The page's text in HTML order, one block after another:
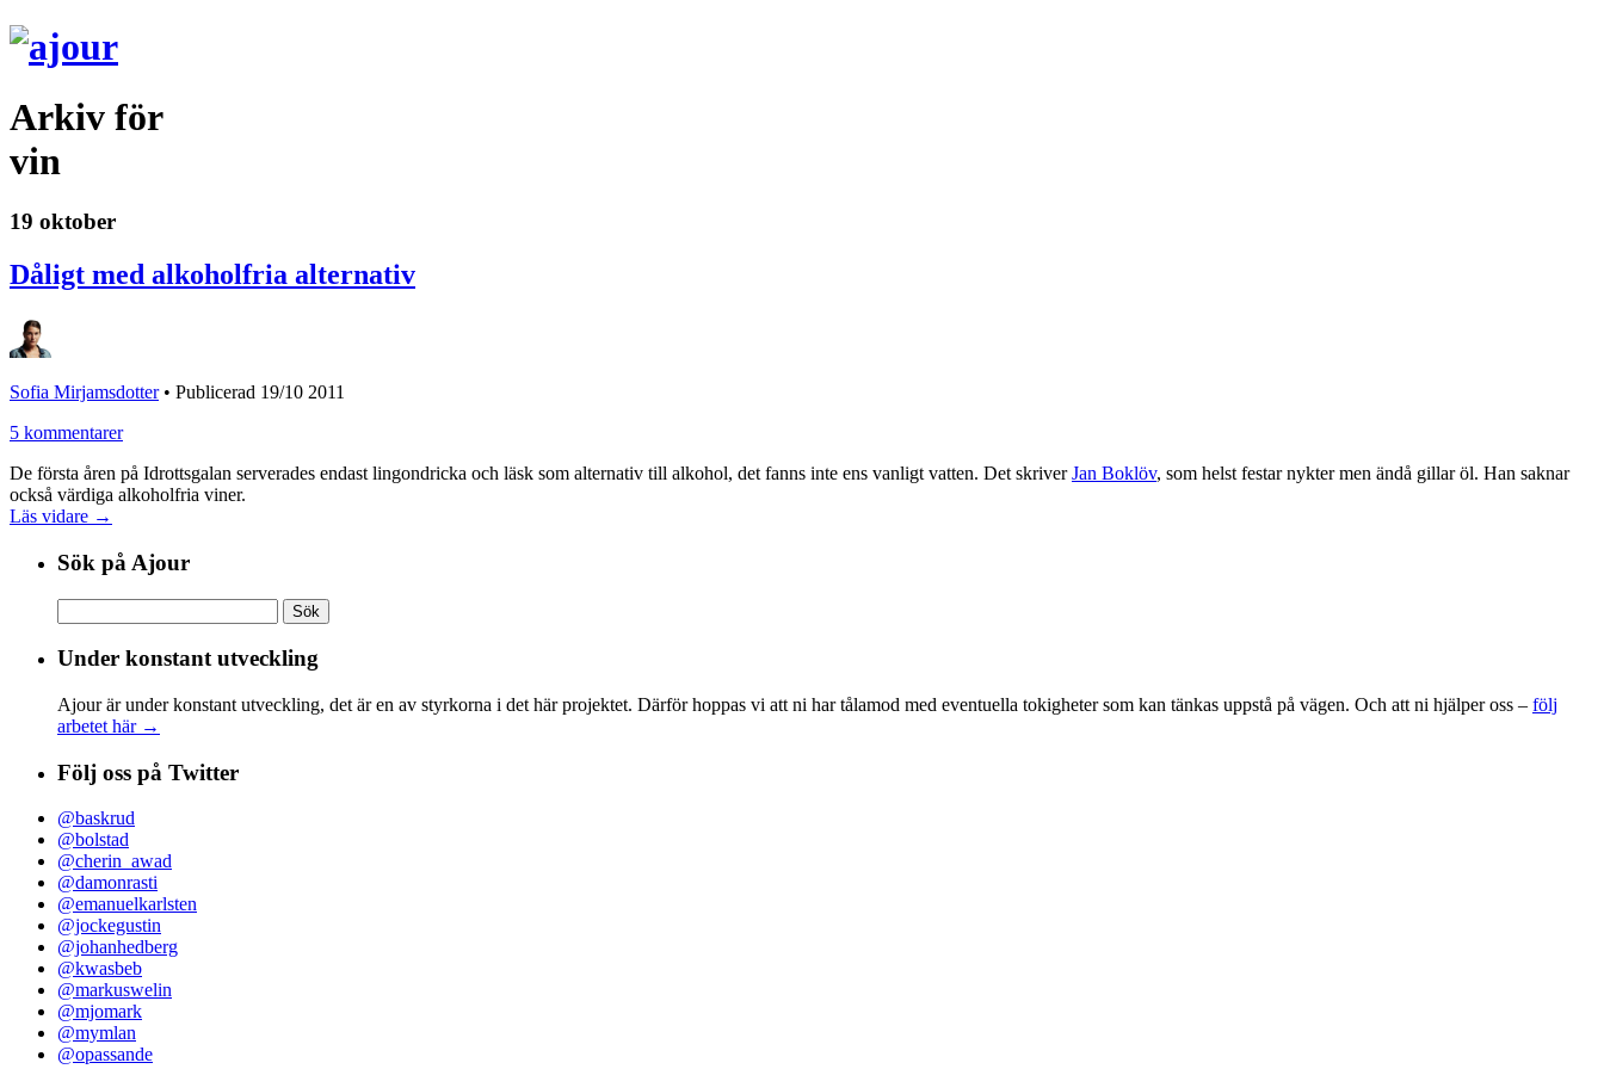
Arkiv för
vin
19 oktober
Dåligt med alkoholfria alternativ
Sofia Mirjamsdotter• Publicerad 19/10 2011
5 kommentarer
De första åren på Idrottsgalan serverades endast lingondricka och läsk som alternativ till alkohol, det fanns inte ens vanligt vatten. Det skriverJan Boklöv, som helst festar nykter men ändå gillar öl. Han saknar
också värdiga alkoholfria viner.
Läs vidare →
Sök på Ajour
efter:
Under konstant utveckling
Ajour är under konstant utveckling, det är en av styrkorna i det här projektet. Därför hoppas vi att ni har tålamod med eventuella tokigheter som kan tänkas uppstå på vägen. Och att ni hjälper oss – följ
arbetet här →
Följ oss på Twitter
@baskrud
@bolstad
@cherin_awad
@damonrasti
@emanuelkarlsten
@jockegustin
@johanhedberg
@kwasbeb
@markuswelin
@mjomark
@mymlan
@opassande